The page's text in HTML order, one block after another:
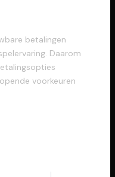
betalingen
Daarom
voorkeuren